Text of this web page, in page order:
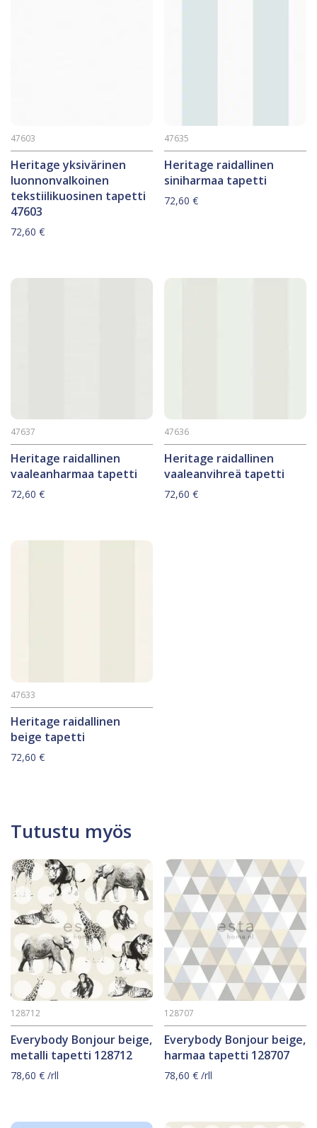
Heritage yksivärinen
luonnonvalkoinen
tekstiilikuosinen tapetti
47603
47603
72,60 €
Heritage raidallinen
siniharmaa tapetti
47635
72,60€
Heritage raidallinen
vaaleanharmaa tapetti
47637
72,60 €
Heritage raidallinen
vaaleanvihreä tapetti
47636
72,60€
Heritage raidallinen
beige tapetti
47633
72,60 €
Tutustu myös
Everybody Bonjour beige,
metalli tapetti 128712
128712
78,60 € /rll
Everybody Bonjour beige,
harmaa tapetti 128707
128707
78,60€ /rll